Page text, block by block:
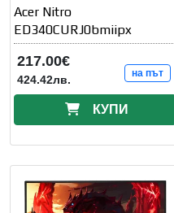
Acer Nitro
ED340CURJ0bmiipx
217.00€
424.42лв. на път
КУПИ